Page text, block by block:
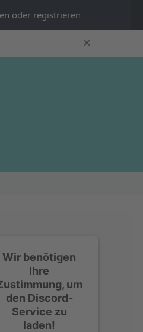
✕
oder registrieren
Wir benötigen
Ihre
um
den Discord-
Service zu
laden!